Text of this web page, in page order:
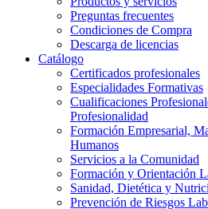
Preguntas frecuentes
Condiciones de Compra
Descarga de licencias
Catálogo
Certificados profesionales
Especialidades Formativas
Cualificaciones
Profesionalidad
Formación Empresarial,
Humanos
Servicios a la Comunidad
Formación y Orientación
Sanidad, Dietética y
Prevención de Riesgos